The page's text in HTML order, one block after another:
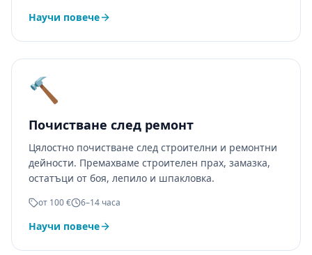
Научи повече
🔨
Почистване след ремонт
Цялостно почистване след строителни и ремонтни
дейности. Премахваме строителен прах, замазка,
остатъци от боя, лепило и шпакловка.
от 100 € 6–14 часа
Научи повече